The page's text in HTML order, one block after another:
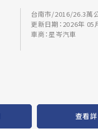
台南市/2016/26.3萬
更新日期：2026年 05
車商：星岑汽車
查看